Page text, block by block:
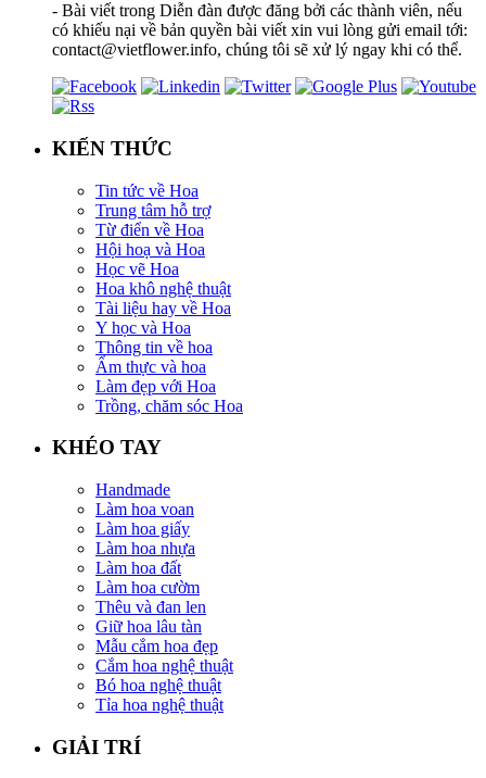
- Bài viết trong Diễn đàn được đăng bởi các thành viên, nếu
có khiếu nại về bản quyền bài viết xin vui lòng gửi email tới:
contact@vietflower.info, chúng tôi sẽ xử lý ngay khi có thể.
KIẾN THỨC
Tin tức về Hoa
Trung tâm hỗ trợ
Từ điển về Hoa
Hội hoạ và Hoa
Học vẽ Hoa
Hoa khô nghệ thuật
Tài liệu hay về Hoa
Y học và Hoa
Thông tin về hoa
Ẩm thực và hoa
Làm đẹp với Hoa
Trồng, chăm sóc Hoa
KHÉO TAY
Handmade
Làm hoa voan
Làm hoa giấy
Làm hoa nhựa
Làm hoa đất
Làm hoa cườm
Thêu và đan len
Giữ hoa lâu tàn
Mẫu cắm hoa đẹp
Cắm hoa nghệ thuật
Bó hoa nghệ thuật
Tỉa hoa nghệ thuật
GIẢI TRÍ